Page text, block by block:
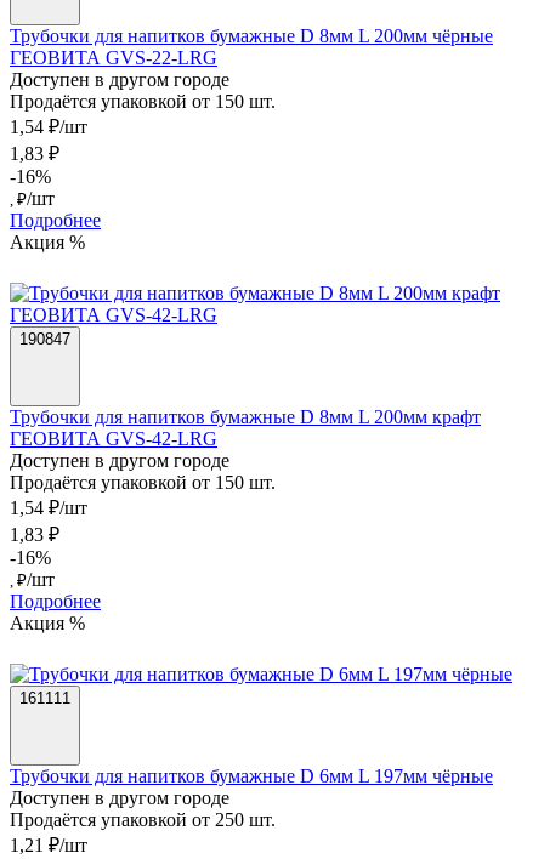
Трубочки для напитков бумажные D 8мм L 200мм чёрные
ГЕОВИТА GVS-22-LRG
Доступен в другом городе
Продаётся упаковкой от 150 шт.
1,54 ₽/шт
1,83 ₽
-16%
, ₽/шт
Подробнее
Акция %
190847
Трубочки для напитков бумажные D 8мм L 200мм крафт
ГЕОВИТА GVS-42-LRG
Доступен в другом городе
Продаётся упаковкой от 150 шт.
1,54 ₽/шт
1,83 ₽
-16%
, ₽/шт
Подробнее
Акция %
161111
Трубочки для напитков бумажные D 6мм L 197мм чёрные
Доступен в другом городе
Продаётся упаковкой от 250 шт.
1,21 ₽/шт